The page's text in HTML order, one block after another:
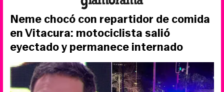
Neme chocó con repartidor de comida
en Vitacura: motociclista salió
eyectado y permanece internado